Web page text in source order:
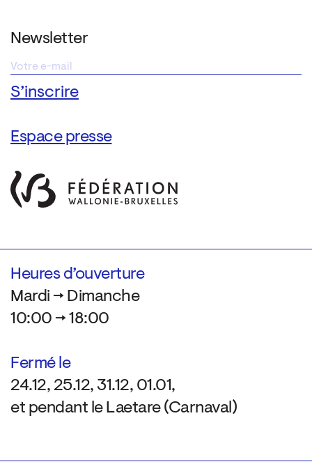
Newsletter
Espace presse
Heures d’ouverture
Mardi → Dimanche
10:00 → 18:00
Fermé le
24.12, 25.12, 31.12, 01.01,
et pendant le Laetare (Carnaval)